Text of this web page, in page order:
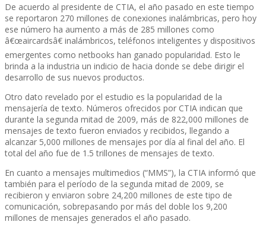
De acuerdo al presidente de CTIA, el año pasado en este tiempo
se reportaron 270 millones de conexiones inalámbricas, pero hoy
ese número ha aumento a más de 285 millones como
â€œaircardsâ€ inalámbricos, teléfonos inteligentes y dispositivos
emergentes como netbooks han ganado popularidad. Esto le
brinda a la industria un indicio de hacia donde se debe dirigir el
desarrollo de sus nuevos productos.
Otro dato revelado por el estudio es la popularidad de la
mensajerí­a de texto. Números ofrecidos por CTIA indican que
durante la segunda mitad de 2009, más de 822,000 millones de
mensajes de texto fueron enviados y recibidos, llegando a
alcanzar 5,000 millones de mensajes por dí­a al final del año. El
total del año fue de 1.5 trillones de mensajes de texto.
En cuanto a mensajes multimedios (“MMS”), la CTIA informó que
también para el perí­odo de la segunda mitad de 2009, se
recibieron y enviaron sobre 24,200 millones de este tipo de
comunicación, sobrepasando por más del doble los 9,200
millones de mensajes generados el año pasado.